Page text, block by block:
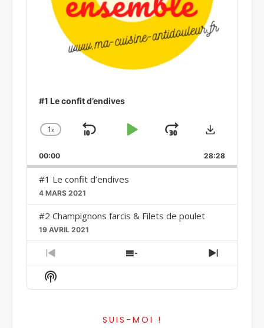
#1 Le confit d’endives
Change
Rate
1x
Skip
Play
Jump
Forward
Download
00:00 28:28
#1 Le confit d’endives
4 MARS 2021
#2 Champignons farcis & Filets de poulet
19 AVRIL 2021
Previous
Episode
Show
Episodes
Next
Episode
Show
Podcast
SUIS-MOI !